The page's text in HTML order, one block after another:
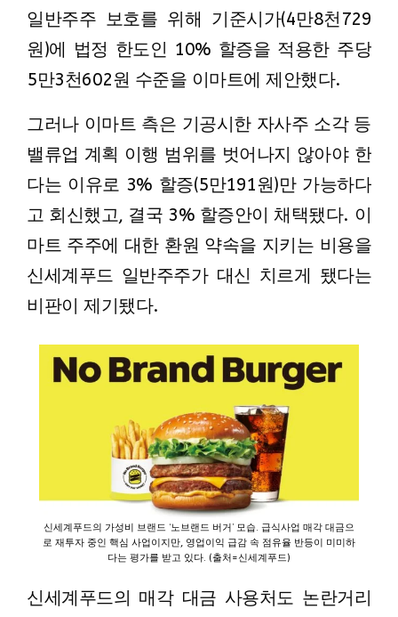
일반주주 보호를 위해 기준시가(4만8천729
원)에 법정 한도인 10% 할증을 적용한 주당
5만3천602원 수준을 이마트에 제안했다.
그러나 이마트 측은 기공시한 자사주 소각 등
밸류업 계획 이행 범위를 벗어나지 않아야 한
다는 이유로 3% 할증(5만191원)만 가능하다
고 회신했고, 결국 3% 할증안이 채택됐다. 이
마트 주주에 대한 환원 약속을 지키는 비용을
신세계푸드 일반주주가 대신 치르게 됐다는
비판이 제기됐다.
신세계푸드의 가성비 브랜드 ‘노브랜드 버거’ 모습. 급식사업 매각 대금으
로 재투자 중인 핵심 사업이지만, 영업이익 급감 속 점유율 반등이 미미하
다는 평가를 받고 있다. (출처=신세계푸드)
신세계푸드의 매각 대금 사용처도 논란거리